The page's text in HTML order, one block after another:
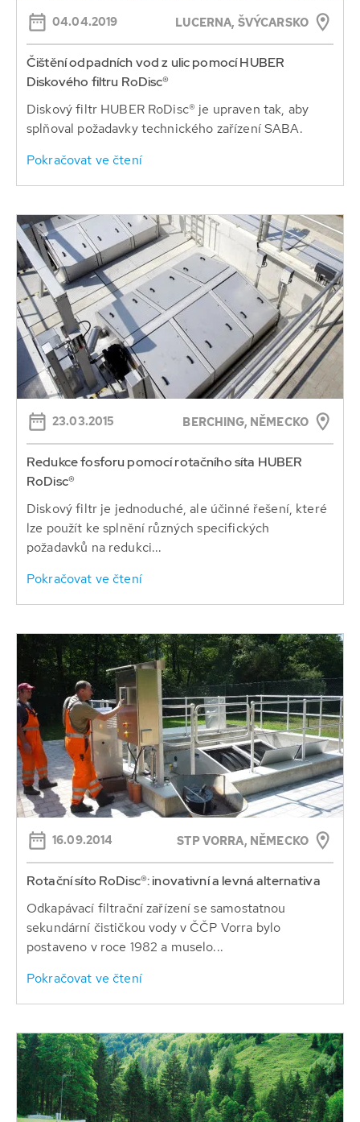
04.04.2019 LUCERNA, ŠVÝCARSKO
Čištění odpadních vod z ulic pomocí HUBER
Diskového filtru RoDisc®
Diskový filtr HUBER RoDisc® je upraven tak, aby
splňoval požadavky technického zařízení SABA.
Pokračovat ve čtení
23.03.2015 BERCHING, NĚMECKO
Redukce fosforu pomocí rotačního síta HUBER
RoDisc®
Diskový filtr je jednoduché, ale účinné řešení, které
lze použít ke splnění různých specifických
požadavků na redukci...
Pokračovat ve čtení
16.09.2014 STP VORRA, NĚMECKO
Rotační síto RoDisc®: inovativní a levná alternativa
Odkapávací filtrační zařízení se samostatnou
sekundární čističkou vody v ČČP Vorra bylo
postaveno v roce 1982 a muselo...
Pokračovat ve čtení